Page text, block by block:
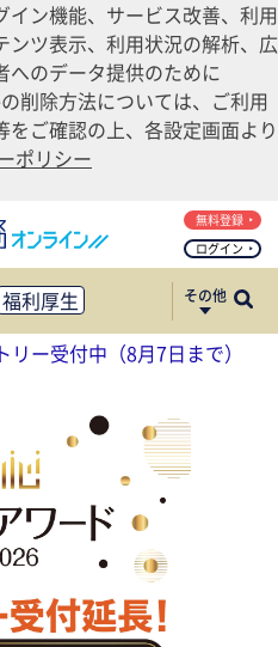
イン機能、サービス改善、利用
ツ表示、利用状況の解析、広
へのデータ提供のために
削除方法については、ご利用
ご確認の上、各設定画面より
ポリシー
ログイン
無料登録
福利厚生
ン活性化
SDGs
調査・レポート
その他
ー受付中（8月7日まで）